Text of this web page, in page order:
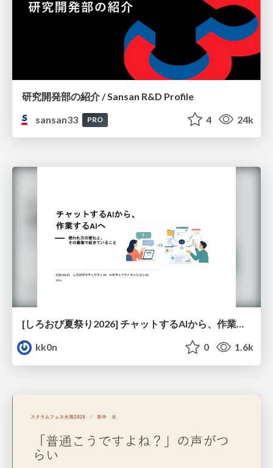
研究開発部の紹介 / Sansan R&D Profile
sansan33
PRO 4 24k
[しろおび夏祭り2026] チャットするAIから、作業するAIへ - 使われ方の変化と、その裏側で起きていること
kk0n
0 1.6k